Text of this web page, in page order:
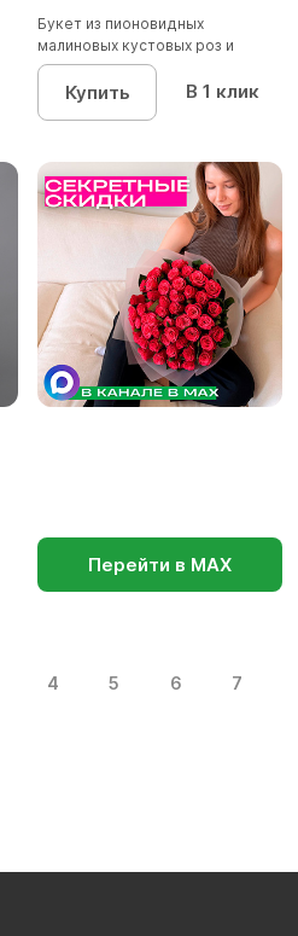
Букет из пионовидных
малиновых кустовых роз и
красных р...
Купить В 1 клик
Перейти в МАХ
4 5 6 7